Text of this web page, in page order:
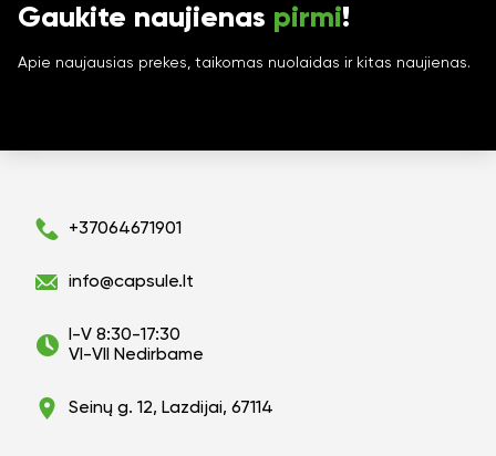
Gaukite naujienas pirmi!
Apie naujausias prekes, taikomas nuolaidas ir kitas naujienas.
+37064671901
info@capsule.lt
I-V 8:30-17:30
VI-VII Nedirbame
Seinų g. 12, Lazdijai, 67114